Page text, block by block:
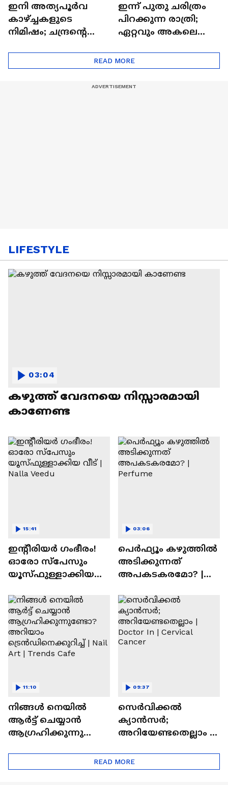
ഇനി അത്യപൂര്‍വ
കാഴ്ച്ചകളുടെ
നിമിഷം; ചന്ദ്രന്റെ
ഒറിയോണിന്റെ യാത്ര
ആരംഭിച്ചു
ഇന്ന് പുതു ചരിത്രം
പിറക്കുന്ന രാത്രി;
ഏറ്റവും അകലെ
READ MORE
LIFESTYLE
കഴുത്ത് വേദനയെ നിസ്സാരമായി
കാണേണ്ട
03:04
ഇന്റീരിയർ ഗംഭീരം!
ഓരോ സ്‌പേസും
യൂസ്ഫുള്ളാക്കിയ
15:41
പെർഫ്യൂം കഴുത്തിൽ
അടിക്കുന്നത്
അപകടകരമോ? |
03:06
നിങ്ങൾ നെയിൽ
ആർട്ട് ചെയ്യാൻ
ആഗ്രഹിക്കുന്നുണ്ടോ
ട്രെൻഡിനെക്കുറിച്ച് |
Nail Art | Trends Cafe
11:10
സെർവിക്കൽ
ക്യാൻസർ;
അറിയേണ്ടതെല്ലാം |
Cancer
09:37
READ MORE